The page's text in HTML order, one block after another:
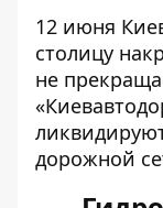
12 июня
столицу
не
дорожной